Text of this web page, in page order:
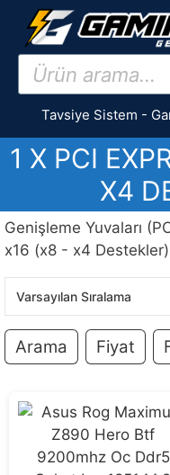
İçeriğe
Products
search
Tavsiye Sistem -
1 X PCI
X4
Genişleme Yuvaları
x16 (x8 - x4 Destekler)
Arama Fiyat